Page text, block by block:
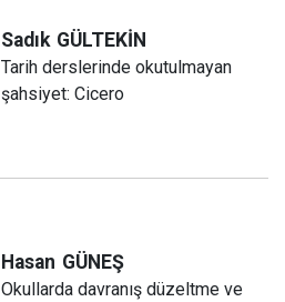
Sadık GÜLTEKİN
Tarih derslerinde okutulmayan
şahsiyet: Cicero
Hasan GÜNEŞ
Okullarda davranış düzeltme ve